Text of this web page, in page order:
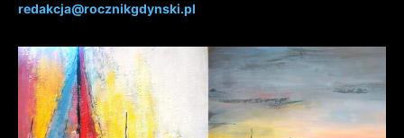
redakcja@rocznikgdynski.pl